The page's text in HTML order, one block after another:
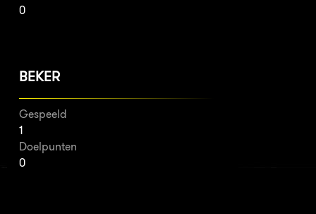
0
BEKER
Gespeeld
1
Doelpunten
0